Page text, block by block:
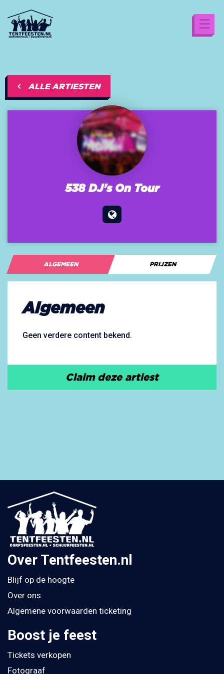
ALLE ARTIESTEN
538 DJ's On Tour
ALGEMEEN PRIJZEN
Algemeen
Geen verdere content bekend.
Claim deze artiest
Over Tentfeesten.nl
Blijf op de hoogte
Over ons
Algemene voorwaarden ticketing
Boost je feest
Tickets verkopen
Fotograaf